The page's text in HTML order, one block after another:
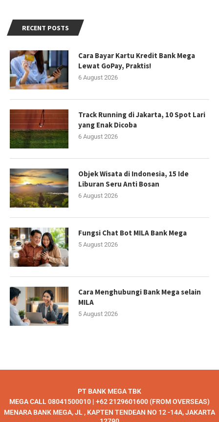
RECENT POSTS
Cara Bayar Kartu Kredit Bank Mega
Lewat GoPay, Praktis!
6 August 2026
Track Running di Jakarta, 10 Spot Lari
yang Enak Dicoba
6 August 2026
Objek Wisata di Indonesia, 15 Ide
Liburan Seru Anti Bosan
6 August 2026
Fungsi Chat Bot MILA Bank Mega
5 August 2026
Cara Menghubungi Bank Mega selain
MILA
5 August 2026
PT BANK MEGA TBK
MEGA CALL 08041500010 | +62 2129601600 (FROM OVERSEAS)
MENARA BANK MEGA, JL , KAPTEN TENDEAN NO 12 -14A, JAKARTA